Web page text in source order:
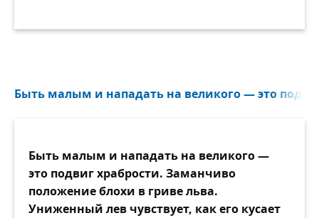
Быть малым и нападать на великого — это
Быть малым и нападать на великого —
это подвиг храбрости. Заманчиво
положение блохи в гриве льва.
Униженный лев чувствует, как его кусает